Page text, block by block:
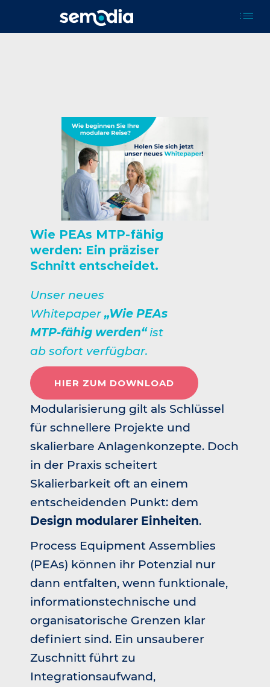
Wie PEAs MTP-fähig
werden: Ein präziser
Schnitt entscheidet.
Unser neues
Whitepaper „Wie PEAs
MTP-fähig werden“ist
ab sofort verfügbar.
HIER ZUM DOWNLOAD
Modularisierung gilt als Schlüssel
für schnellere Projekte und
skalierbare Anlagenkonzepte. Doch
in der Praxis scheitert
Skalierbarkeit oft an einem
entscheidenden Punkt: dem
Design modularer Einheiten.
Process Equipment Assemblies
(PEAs) können ihr Potenzial nur
dann entfalten, wenn funktionale,
informationstechnische und
organisatorische Grenzen klar
definiert sind. Ein unsauberer
Zuschnitt führt zu
Integrationsaufwand,